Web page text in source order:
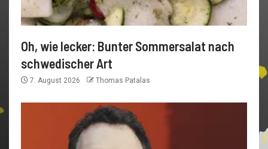
Oh, wie lecker: Bunter Sommersalat nach
schwedischer Art
7. August 2026 Thomas Patalas